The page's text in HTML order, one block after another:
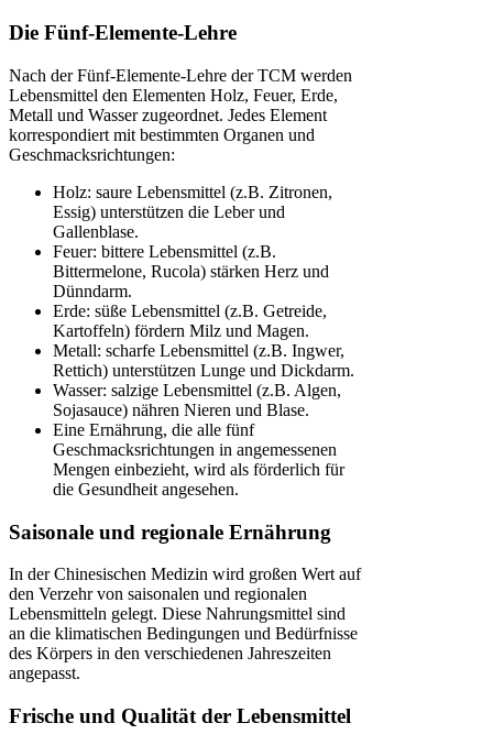
Die Fünf-Elemente-Lehre
Nach der Fünf-Elemente-Lehre der TCM werden
Lebensmittel den Elementen Holz, Feuer, Erde,
Metall und Wasser zugeordnet. Jedes Element
korrespondiert mit bestimmten Organen und
Geschmacksrichtungen:
Holz: saure Lebensmittel (z.B. Zitronen,
Essig) unterstützen die Leber und
Gallenblase.
Feuer: bittere Lebensmittel (z.B.
Bittermelone, Rucola) stärken Herz und
Dünndarm.
Erde: süße Lebensmittel (z.B. Getreide,
Kartoffeln) fördern Milz und Magen.
Metall: scharfe Lebensmittel (z.B. Ingwer,
Rettich) unterstützen Lunge und Dickdarm.
Wasser: salzige Lebensmittel (z.B. Algen,
Sojasauce) nähren Nieren und Blase.
Eine Ernährung, die alle fünf
Geschmacksrichtungen in angemessenen
Mengen einbezieht, wird als förderlich für
die Gesundheit angesehen.
Saisonale und regionale Ernährung
In der Chinesischen Medizin wird großen Wert auf
den Verzehr von saisonalen und regionalen
Lebensmitteln gelegt. Diese Nahrungsmittel sind
an die klimatischen Bedingungen und Bedürfnisse
des Körpers in den verschiedenen Jahreszeiten
angepasst.
Frische und Qualität der Lebensmittel